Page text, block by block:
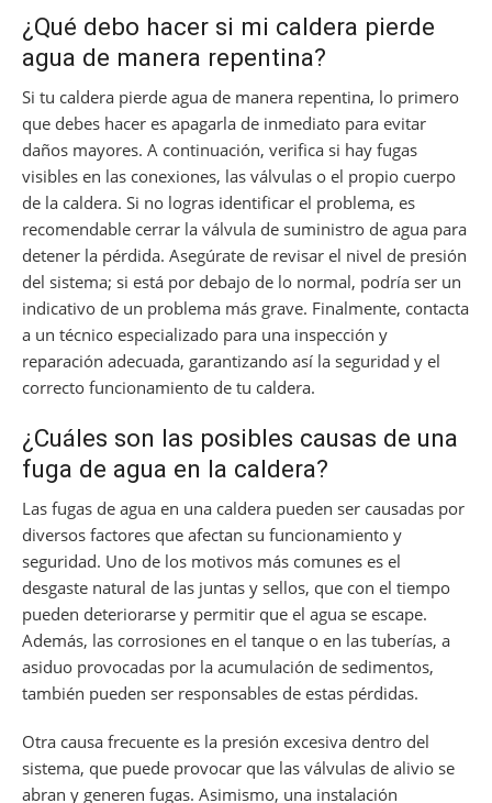
¿Qué debo hacer si mi caldera pierde
agua de manera repentina?
Si tu caldera pierde agua de manera repentina, lo primero
que debes hacer es apagarla de inmediato para evitar
daños mayores. A continuación, verifica si hay fugas
visibles en las conexiones, las válvulas o el propio cuerpo
de la caldera. Si no logras identificar el problema, es
recomendable cerrar la válvula de suministro de agua para
detener la pérdida. Asegúrate de revisar el nivel de presión
del sistema; si está por debajo de lo normal, podría ser un
indicativo de un problema más grave. Finalmente, contacta
a un técnico especializado para una inspección y
reparación adecuada, garantizando así la seguridad y el
correcto funcionamiento de tu caldera.
¿Cuáles son las posibles causas de una
fuga de agua en la caldera?
Las fugas de agua en una caldera pueden ser causadas por
diversos factores que afectan su funcionamiento y
seguridad. Uno de los motivos más comunes es el
desgaste natural de las juntas y sellos, que con el tiempo
pueden deteriorarse y permitir que el agua se escape.
Además, las corrosiones en el tanque o en las tuberías, a
asiduo provocadas por la acumulación de sedimentos,
también pueden ser responsables de estas pérdidas.
Otra causa frecuente es la presión excesiva dentro del
sistema, que puede provocar que las válvulas de alivio se
abran y generen fugas. Asimismo, una instalación